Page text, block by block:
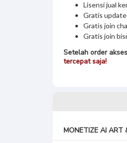
Lisensi jual
Gratis
Gratis join
Gratis join
Setelah order
tercepat saja!
MONETIZE AI ART